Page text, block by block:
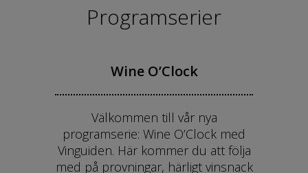
Programserier
Wine O’Clock
Välkommen till vår nya
programserie: Wine O’Clock med
Vinguiden. Här kommer du att följa
med på provningar, härligt vinsnack